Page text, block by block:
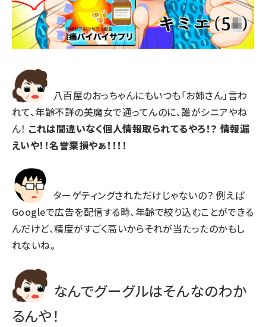
八百屋のおっちゃんにもいつも「お姉さん」言わ
れて、年齢不詳の美魔女で通ってんのに、誰がシニアやね
ん！ これは間違いなく個人情報取られてるやろ！？ 情報漏
えいや！！名誉棄損やぁ！！！！
ターゲティングされただけじゃないの？ 例えば
Googleで広告を配信する時、年齢で絞り込むことができる
んだけど、精度がすごく高いからそれが当たったのかもし
れないね。
なんでグーグルはそんなのわか
るんや！